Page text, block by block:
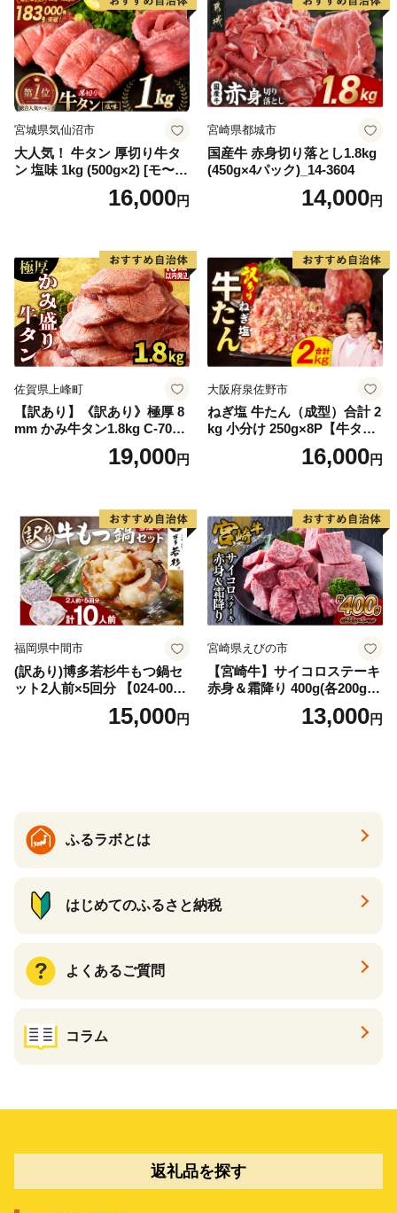
宮城県気仙沼市
大人気！ 牛タン 厚切り牛タ
ン 塩味 1kg (500g×2) [モ〜ラ
ンド 宮城県 気仙沼市 205646
60] 肉 牛肉 精肉 牛たん 牛タ
厚切り タン
16,000円
宮崎県都城市
国産牛 赤身切り落とし1.8kg
(450g×4パック)_14-3604
14,000円
佐賀県上峰町
【訳あり】《訳あり》極厚 8
mm かみ牛タン1.8kg C-709-
19,000円
大阪府泉佐野市
ねぎ塩 牛たん（成型）合計 2
kg 小分け 250g×8P【牛タン
牛肉 焼肉用 薄切り 訳あり サ
16,000円
福岡県中間市
(訳あり)博多若杉牛もつ鍋セ
ット2人前×5回分 【024-002
15,000円
宮崎県えびの市
【宮崎牛】サイコロステーキ
赤身＆霜降り 400g(各200g×
１P 計2P) 真空パック 冷凍
13,000円
ふるラボとは
はじめてのふるさと納税
よくあるご質問
コラム
返礼品を探す